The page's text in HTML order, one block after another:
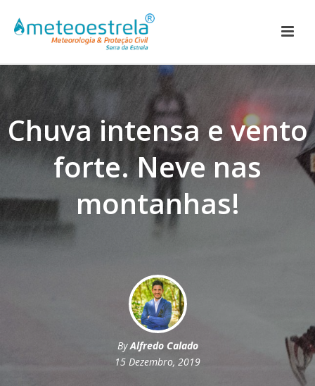
Chuva intensa e vento
forte. Neve nas
montanhas!
ByAlfredo Calado
15 Dezembro, 2019